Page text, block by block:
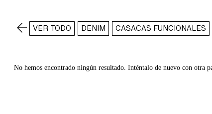
VER TODO DENIM CASACAS FUNCIONALES
No hemos encontrado ningún resultado. Inténtalo de nuevo con otra